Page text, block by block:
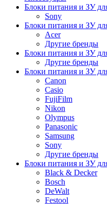
Блоки питания и ЗУ
Sony
Блоки питания и ЗУ
Acer
Другие бренды
Блоки питания и ЗУ
Другие бренды
Блоки питания и ЗУ
Canon
Casio
FujiFilm
Nikon
Olympus
Panasonic
Samsung
Sony
Другие бренды
Блоки питания и ЗУ
Black & Decker
Bosch
DeWalt
Festool